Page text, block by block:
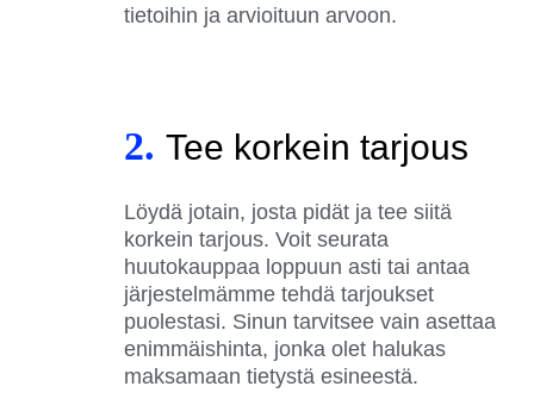
tietoihin ja arvioituun arvoon.
2. Tee korkein tarjous
Löydä jotain, josta pidät ja tee siitä
korkein tarjous. Voit seurata
huutokauppaa loppuun asti tai antaa
järjestelmämme tehdä tarjoukset
puolestasi. Sinun tarvitsee vain asettaa
enimmäishinta, jonka olet halukas
maksamaan tietystä esineestä.